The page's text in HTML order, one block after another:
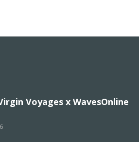
Voyages x WavesOnline